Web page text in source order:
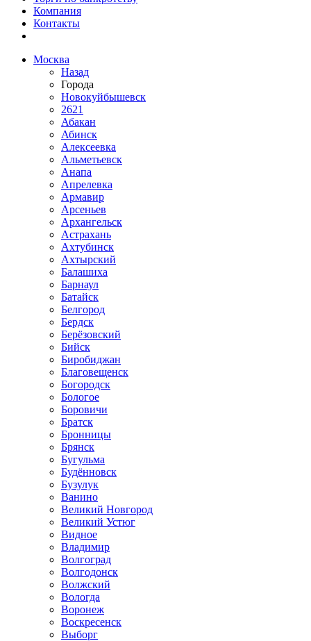
Компания
Контакты
Москва
Назад
Города
Новокуйбышевск
2621
Абакан
Абинск
Алексеевка
Альметьевск
Анапа
Апрелевка
Армавир
Арсеньев
Архангельск
Астрахань
Ахтубинск
Ахтырский
Балашиха
Барнаул
Батайск
Белгород
Бердск
Берёзовский
Бийск
Биробиджан
Благовещенск
Богородск
Бологое
Боровичи
Братск
Бронницы
Брянск
Бугульма
Будённовск
Бузулук
Ванино
Великий Новгород
Великий Устюг
Видное
Владимир
Волгоград
Волгодонск
Волжский
Вологда
Воронеж
Воскресенск
Выборг